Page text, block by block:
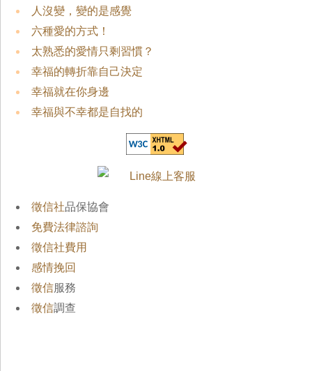
人沒變，變的是感覺
六種愛的方式！
太熟悉的愛情只剩習慣？
幸福的轉折靠自己決定
幸福就在你身邊
幸福與不幸都是自找的
徵信社品保協會
免費法律諮詢
徵信社費用
感情挽回
徵信服務
徵信調查